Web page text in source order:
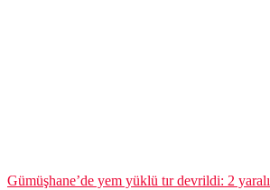
Gümüşhane’de yem yüklü tır devrildi: 2 yaralı